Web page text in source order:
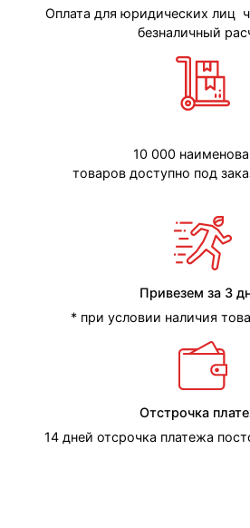
Оплата для юридических лиц
безналичный
10 000
товаров доступно под
Привезем за 3
* при условии наличия
Отстрочка
14 дней отсрочка платежа